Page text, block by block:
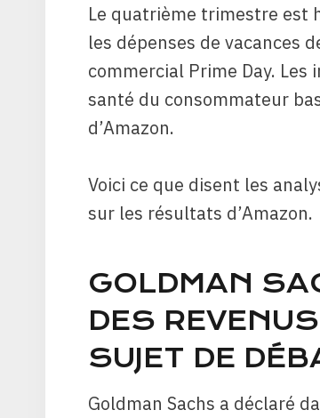
Le quatrième trimestre est
les dépenses de vacances
commercial Prime Day.
santé du consommateur
d’Amazon.
Voici ce que disent les
sur les résultats d’Amazon.
GOLDMAN
DES
SUJET DE
Goldman Sachs a déclaré